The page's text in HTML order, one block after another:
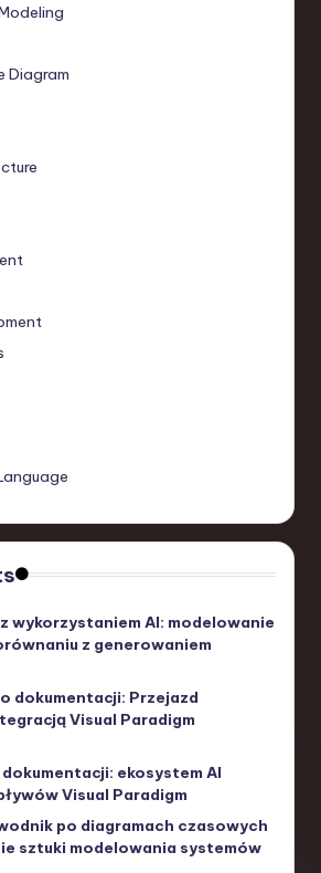
Diagram
wykorzystaniem AI: modelowanie
z generowaniem
dokumentacji: Przejazd
Visual Paradigm
ekosystem AI
Visual Paradigm
po diagramach czasowych
sztuki modelowania systemów